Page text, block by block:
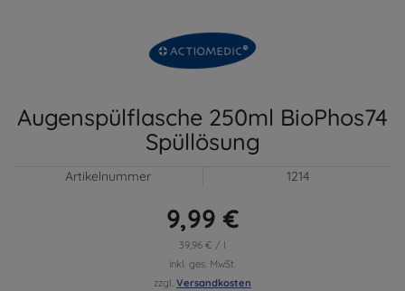
Augenspülflasche 250ml BioPhos74
Spüllösung
Artikelnummer 1214
9,99 €
39,96 € / l
inkl. ges. MwSt.
zzgl. Versandkosten